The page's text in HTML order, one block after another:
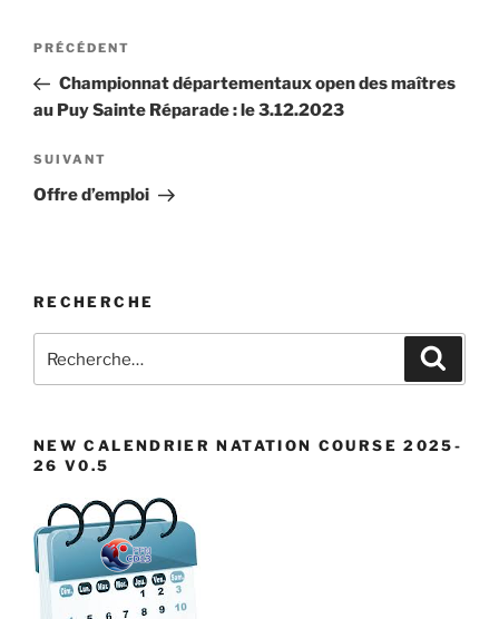
Navigation
l’article
Article
précédent
PRÉCÉDENT
Championnat départementaux open des maîtres
au Puy Sainte Réparade : le 3.12.2023
Article
suivant
SUIVANT
Offre d’emploi
RECHERCHE
pour
NEW CALENDRIER NATATION COURSE 2025-
26 V0.5